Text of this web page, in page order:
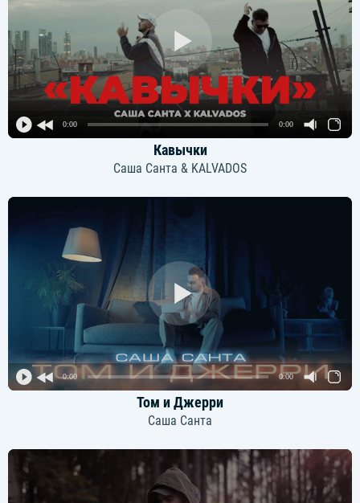
0:00 0:00
Кавычки
Саша Санта & KALVADOS
0:00 0:00
Том и Джерри
Саша Санта